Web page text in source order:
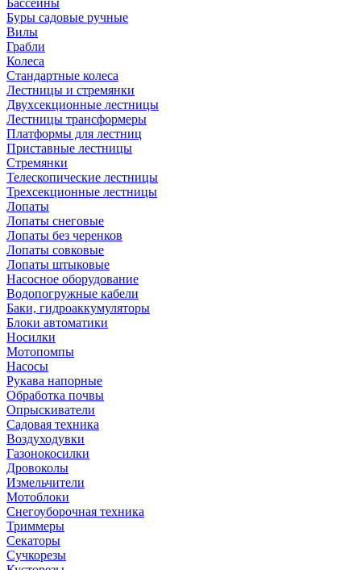
Бассейны
Буры садовые ручные
Вилы
Грабли
Колеса
Стандартные колеса
Лестницы и стремянки
Двухсекционные лестницы
Лестницы трансформеры
Платформы для лестниц
Приставные лестницы
Стремянки
Телескопические лестницы
Трехсекционные лестницы
Лопаты
Лопаты снеговые
Лопаты без черенков
Лопаты совковые
Лопаты штыковые
Насосное оборудование
Водопогружные кабели
Баки, гидроаккумуляторы
Блоки автоматики
Носилки
Мотопомпы
Насосы
Рукава напорные
Обработка почвы
Опрыскиватели
Садовая техника
Воздуходувки
Газонокосилки
Дровоколы
Измельчители
Мотоблоки
Снегоуборочная техника
Триммеры
Секаторы
Сучкорезы